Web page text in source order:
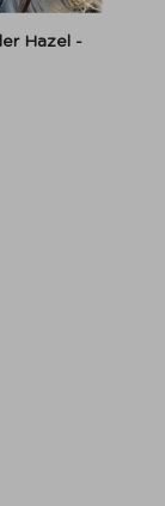
Hazel -